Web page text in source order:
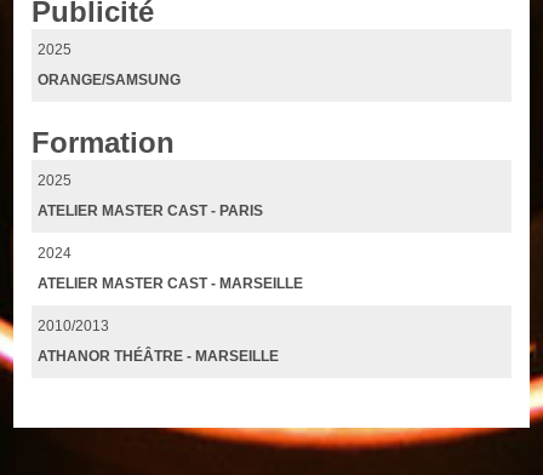
Publicité
2025
ORANGE/SAMSUNG
Formation
2025
ATELIER MASTER CAST - PARIS
2024
ATELIER MASTER CAST - MARSEILLE
2010/2013
ATHANOR THÉÂTRE - MARSEILLE